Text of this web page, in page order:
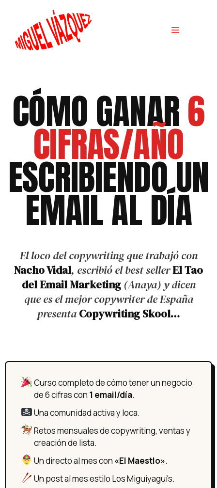
CÓMO GANAR6
CIFRAS/AÑO
ESCRIBIENDO UN
EMAIL AL DÍA
El loco del copywriting que trabajó con
Nacho Vidal, escribió el best sellerEl Tao
del Email Marketing(Anaya) y dicen
que es el mejor copywriter de España
presenta Copywriting Skool…
Curso completo de cómo tener un negocio
de 6 cifras con 1 email/día.
Una comunidad activa y loca.
Retos mensuales de copywriting, ventas y
creación de lista.
Un directo al mes con «El Maestlo».
Un post al mes estilo Los Miguiyagui's.